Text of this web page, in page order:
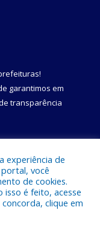
!
garantimos em
transparência
de Uruçuca.
experiência de
você
de cookies.
isso é feito, acesse
concorda, clique em